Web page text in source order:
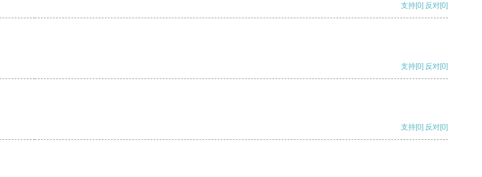
支持[0] 反对[0]
支持[0] 反对[0]
支持[0] 反对[0]